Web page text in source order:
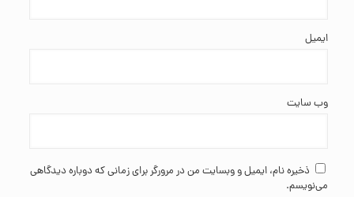
ایمیل
وب‌ سایت
ذخیره نام، ایمیل و وبسایت من در مرورگر برای زمانی که دوباره دیدگاهی
می‌نویسم.